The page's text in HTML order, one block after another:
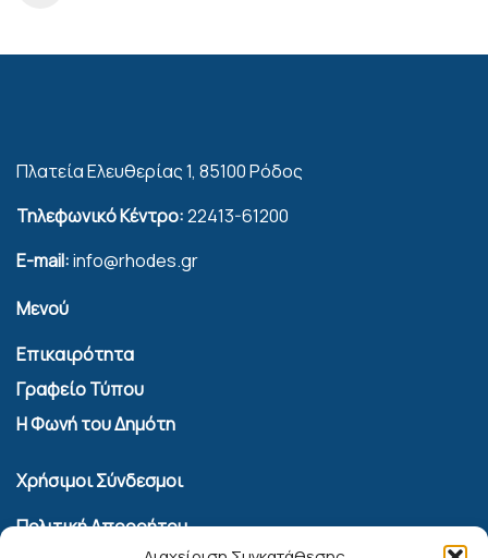
Πλατεία Ελευθερίας 1, 85100 Ρόδος
Τηλεφωνικό Κέντρο:22413-61200
E-mail:info@rhodes.gr
Μενού
Επικαιρότητα
Γραφείο Τύπου
Η Φωνή του Δημότη
Χρήσιμοι Σύνδεσμοι
Πολιτική Απορρήτου